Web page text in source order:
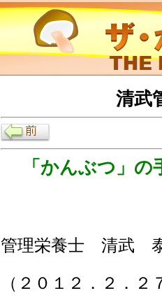
清武
「かんぶつ」
管理栄養士 清武
（２０１２．２．２